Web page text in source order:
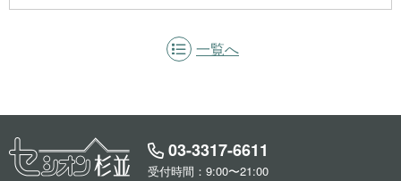
一覧へ
03-3317-6611
受付時間：9:00〜21:00